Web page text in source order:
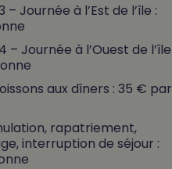
– Journée à l’Est de l’île :
– Journée à l’Ouest de l’île
aux dîners : 35 € par
rapatriement,
interruption de séjour :